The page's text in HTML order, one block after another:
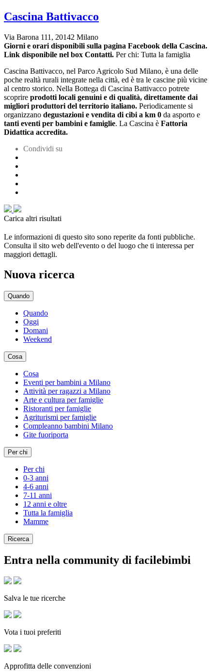
Cascina Battivacco
Via Barona 111, 20142 Milano
Giorni e orari disponibili sulla pagina Facebook della Cascina.
Link disponibile nel box Contatti. Per chi: Tutta la famiglia
Cascina Battivacco, nel Parco Agricolo Sud Milano, è una delle
poche realtà rurali integrate nella città, ed è tra le cascine più vicine
al centro storico. Nella Bottega di Cascina Battivacco potrete
scoprire prodotti locali genuini e di qualità, direttamente dai
migliori produttori del territorio italiano. Periodicamente si
organizzano degustazioni e vendita di cibi a km 0 da asporto e
tanti eventi per bambini e famiglie. La Cascina è Fattoria
Didattica accredita.
Condividi su
Carica altri risultati
Le informazioni di questo sito sono reperite da fonti pubbliche.
Consulta il sito web dell'evento o del luogo che ti interessa per
maggiori dettagli.
Nuova ricerca
Quando
Quando
Oggi
Domani
Weekend
Cosa
Cosa
Eventi per bambini a Milano
Attività per ragazzi a Milano
Arte e cultura per famiglie
Ristoranti per famiglie
Agriturismi per famiglie
Compleanno bambini Milano
Gite fuoriporta
Per chi
Per chi
0-3 anni
4-6 anni
7-11 anni
12 anni e oltre
Tutta la famiglia
Mamme
Ricerca
Entra nella community di facilebimbi
Salva le tue ricerche
Vota i tuoi preferiti
Approfitta delle convenzioni